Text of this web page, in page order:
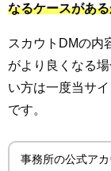
なるケースがあ
スカウトDMの内
がより良くなる
い方は一度当サ
です。
事務所の公式ア